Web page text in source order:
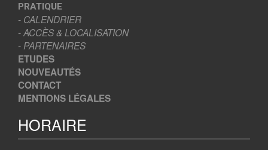
PRATIQUE
- CALENDRIER
- ACCÈS & LOCALISATION
- PARTENAIRES
ETUDES
NOUVEAUTÉS
CONTACT
MENTIONS LÉGALES
HORAIRE